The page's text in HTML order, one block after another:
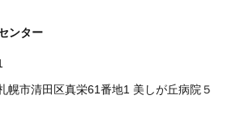
ンター
幌市清田区真栄61番地1 美しが丘病院５